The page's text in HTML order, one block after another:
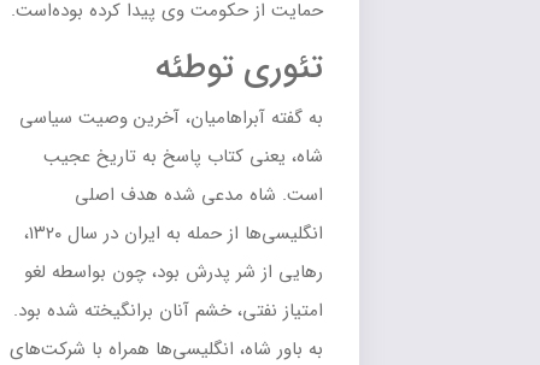
حمایت از حکومت وی پیدا کرده بوده‌است.
تئوری توطئه
به گفته آبراهامیان، آخرین وصیت سیاسی
شاه، یعنی کتاب پاسخ به تاریخ عجیب
است. شاه مدعی شده هدف اصلی
انگلیسی‌ها از حمله به ایران در سال ۱۳۲۰،
رهایی از شر پدرش بود، چون بواسطه لغو
امتیاز نفتی، خشم آنان برانگیخته شده بود.
به باور شاه، انگلیسی‌ها همراه با شرکت‌های